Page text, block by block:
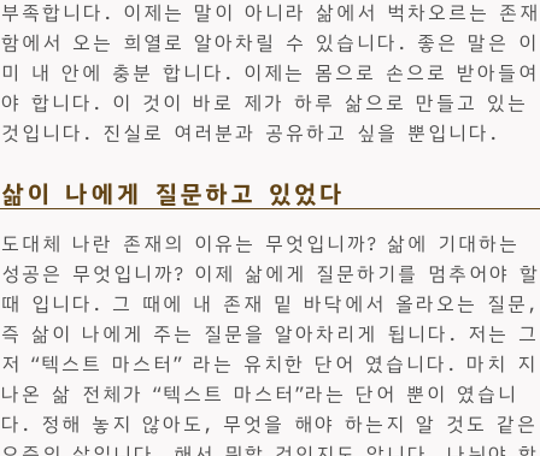
부족합니다. 이제는 말이 아니라 삶에서 벅차오르는 존재
함에서 오는 희열로 알아차릴 수 있습니다. 좋은 말은 이
미 내 안에 충분 합니다. 이제는 몸으로 손으로 받아들여
야 합니다. 이 것이 바로 제가 하루 삶으로 만들고 있는
것입니다. 진실로 여러분과 공유하고 싶을 뿐입니다.
삶이 나에게 질문하고 있었다
도대체 나란 존재의 이유는 무엇입니까? 삶에 기대하는
성공은 무엇입니까? 이제 삶에게 질문하기를 멈추어야 할
때 입니다. 그 때에 내 존재 밑 바닥에서 올라오는 질문,
즉 삶이 나에게 주는 질문을 알아차리게 됩니다. 저는 그
저 “텍스트 마스터” 라는 유치한 단어 였습니다. 마치 지
나온 삶 전체가 “텍스트 마스터”라는 단어 뿐이 였습니
다. 정해 놓지 않아도, 무엇을 해야 하는지 알 것도 같은